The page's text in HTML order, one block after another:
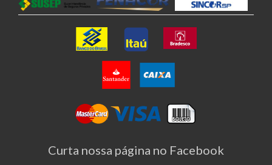
Curta nossa página no Facebook